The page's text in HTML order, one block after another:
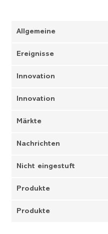
Allgemeine
Ereignisse
Innovation
Innovation
Märkte
Nachrichten
Nicht eingestuft
Produkte
Produkte